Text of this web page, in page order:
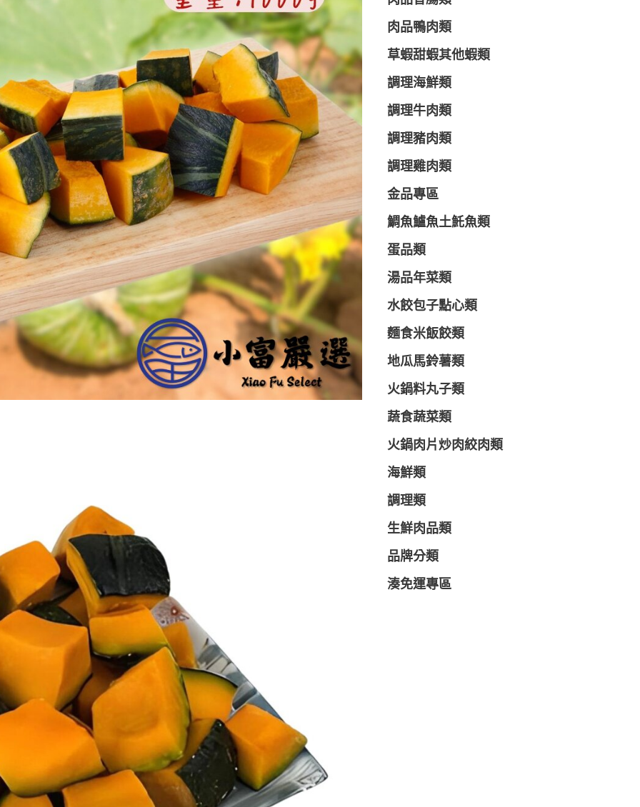
肉品鴨肉類
草蝦甜蝦其他蝦類
調理海鮮類
調理牛肉類
調理豬肉類
調理雞肉類
金品專區
鯛魚鱸魚土魠魚類
蛋品類
湯品年菜類
水餃包子點心類
麵食米飯餃類
地瓜馬鈴薯類
火鍋料丸子類
蔬食蔬菜類
火鍋肉片炒肉絞肉類
海鮮類
調理類
生鮮肉品類
品牌分類
湊免運專區